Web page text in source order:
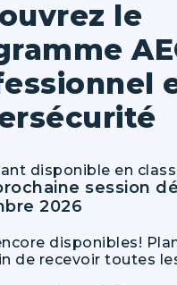
le
disponible en
session
2026
disponibles!
de recevoir toutes